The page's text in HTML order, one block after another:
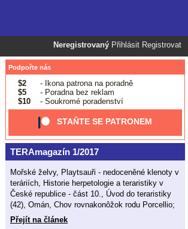
Neregistrovaný Přihlásit Registrovat
Podpořte nás
$2
- Ikona patrona na poradně
$5
- Poradna bez reklam
$10
- Soukromé poradenství
STAŇTE SE PATRONEM
TERAmagazín 1/2017
Mořské želvy, Playtsauři - nedoceněné klenoty v
teráriích, Historie herpetologie a teraristiky v
České republice - část 10., Úvod do teraristiky
(42), Omán, Chov rovnakonôžok rodu Porcellio;
Přejít na článek